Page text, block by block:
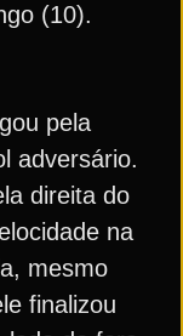
(10).
pela
adversário.
direita do
na
mesmo
finalizou